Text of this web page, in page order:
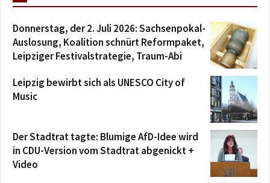
Donnerstag, der 2. Juli 2026: Sachsenpokal-
Auslosung, Koalition schnürt Reformpaket,
Leipziger Festivalstrategie, Traum-Abi
Leipzig bewirbt sich als UNESCO City of
Music
Der Stadtrat tagte: Blumige AfD-Idee wird
in CDU-Version vom Stadtrat abgenickt +
Video